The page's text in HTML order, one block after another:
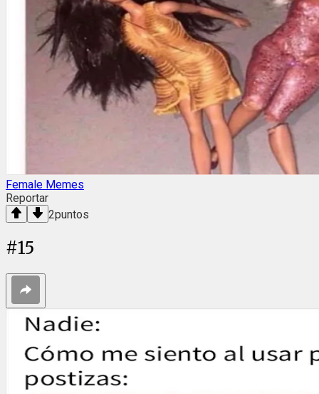
Female Memes
Reportar
2puntos
#15